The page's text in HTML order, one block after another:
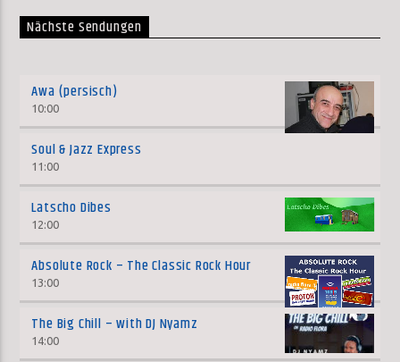
Nächste Sendungen
Awa (persisch)
10:00
Soul & Jazz Express
11:00
Latscho Dibes
12:00
Absolute Rock – The Classic Rock Hour
13:00
The Big Chill – with DJ Nyamz
14:00